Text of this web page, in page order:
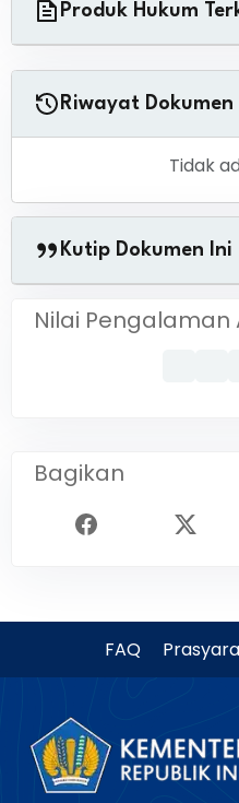
Produk Hukum
Riwayat Dokumen
Tidak
Kutip Dokumen Ini
Nilai Pengalaman
Bagikan
FAQ